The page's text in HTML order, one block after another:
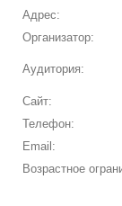
Адрес:
Организатор:
Аудитория:
Сайт:
Телефон:
Email:
Возрастное